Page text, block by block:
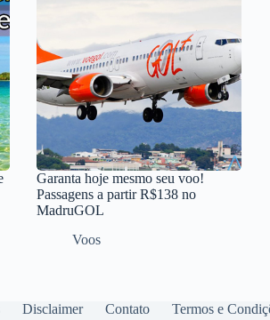
Garanta hoje mesmo seu voo!
Passagens a partir R$138 no
MadruGOL
Voos
Disclaimer Contato Termos e